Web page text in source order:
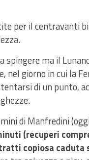
per il centravanti
spingere ma il
nel giorno in cui la
di un punto,
di Manfredini
(recuperi
copiosa caduta